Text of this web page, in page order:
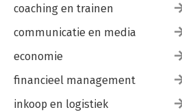
coaching en trainen
communicatie en media
economie
financieel management
inkoop en logistiek